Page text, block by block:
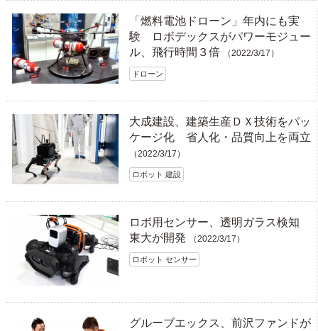
「燃料電池ドローン」年内にも実
験 ロボデックスがパワーモジュー
ル、飛行時間３倍
（2022/3/17）
ドローン
大成建設、建築生産ＤＸ技術をパッ
ケージ化 省人化・品質向上を両立
（2022/3/17）
ロボット 建設
ロボ用センサー、透明ガラス検知
東大が開発
（2022/3/17）
ロボット センサー
グルーブエックス、前沢ファンドが